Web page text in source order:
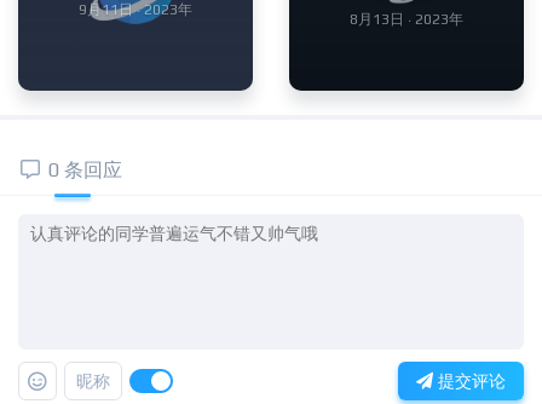
9月11日 · 2023年
8月13日 · 2023年
0 条回应
昵称 提交评论